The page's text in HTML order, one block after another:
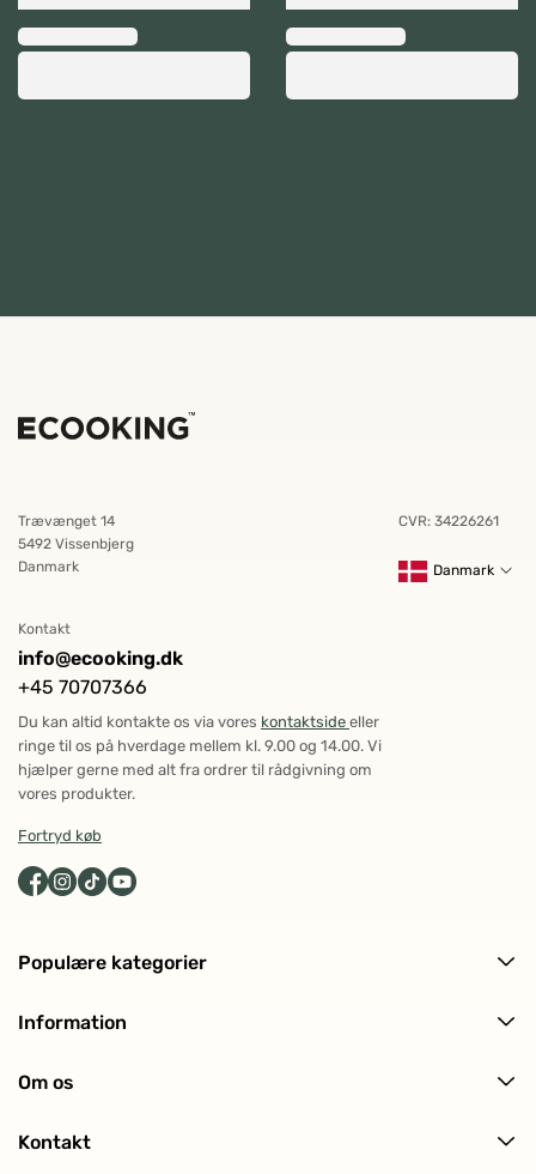
Trævænget 14
5492 Vissenbjerg
Danmark
CVR: 34226261
Danmark
Populære kategorier
Ansigtspleje
Solpleje
Information
Ofte stillede spørgsmål (FAQ)
Om os
Historien bag
Kontakt
Kontakt
info@ecooking.dk
+45 70707366
Du kan altid kontakte os via vores kontaktside eller
ringe til os på hverdage mellem kl. 9.00 og 14.00. Vi
hjælper gerne med alt fra ordrer til rådgivning om
vores produkter.
Fortryd køb